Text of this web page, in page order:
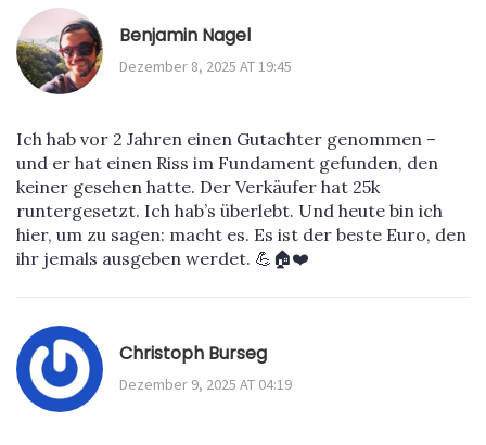
Benjamin Nagel
Dezember 8, 2025 AT 19:45
Ich hab vor 2 Jahren einen Gutachter genommen –
und er hat einen Riss im Fundament gefunden, den
keiner gesehen hatte. Der Verkäufer hat 25k
runtergesetzt. Ich hab’s überlebt. Und heute bin ich
hier, um zu sagen: macht es. Es ist der beste Euro, den
ihr jemals ausgeben werdet. 💪🏠❤️
Christoph Burseg
Dezember 9, 2025 AT 04:19